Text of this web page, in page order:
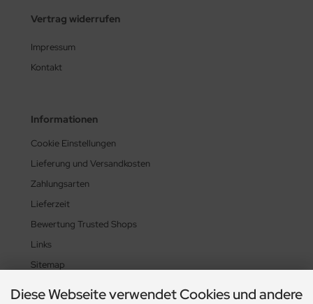
Vertrag widerrufen
Impressum
Kontakt
Informationen
Cookie Einstellungen
Lieferung und Versandkosten
Zahlungsarten
Lieferzeit
Bewertung Trusted Shops
Links
Sitemap
Diese Webseite verwendet Cookies und andere